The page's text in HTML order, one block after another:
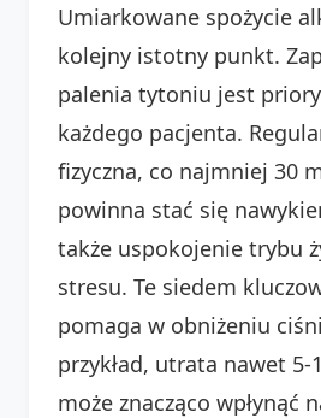
Umiarkowane spożycie
kolejny istotny punkt.
palenia tytoniu jest
każdego pacjenta.
fizyczna, co najmniej 30
powinna stać się
także uspokojenie trybu
stresu. Te siedem
pomaga w obniżeniu
przykład, utrata nawet 5-
może znacząco wpłynąć